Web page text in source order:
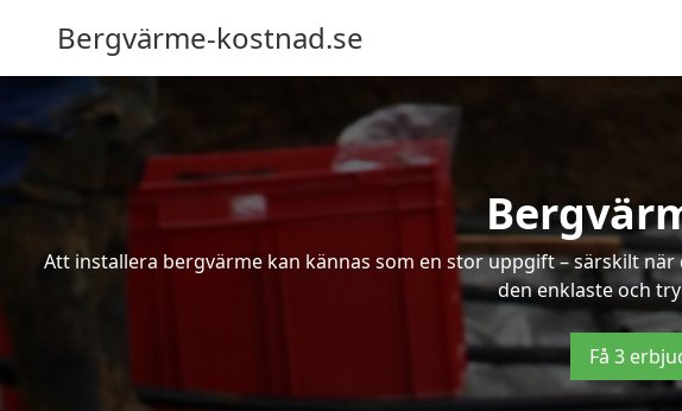
Bergvärme-kostnad.se
Att installera bergvärme kan kännas som en stor uppgift – särskilt
den enklaste och
Få 3